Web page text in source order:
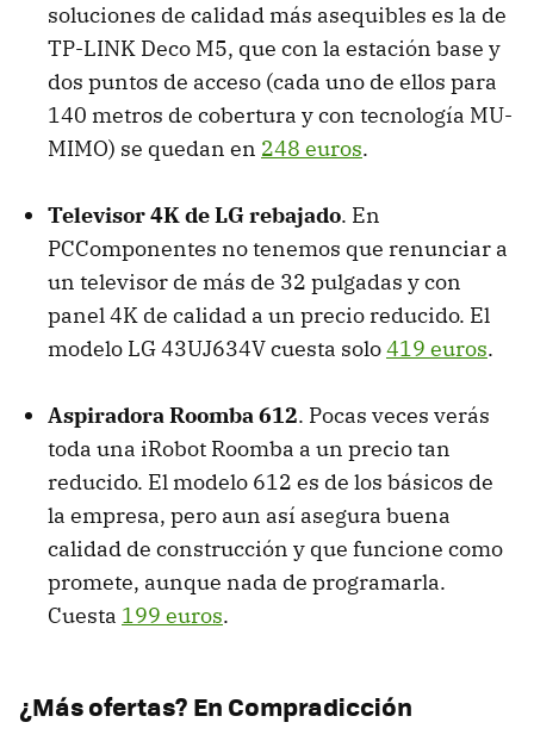
soluciones de calidad más asequibles es la de
TP-LINK Deco M5, que con la estación base y
dos puntos de acceso (cada uno de ellos para
140 metros de cobertura y con tecnología MU-
MIMO) se quedan en 248 euros.
Televisor 4K de LG rebajado. En
PCComponentes no tenemos que renunciar a
un televisor de más de 32 pulgadas y con
panel 4K de calidad a un precio reducido. El
modelo LG 43UJ634V cuesta solo419 euros.
Aspiradora Roomba 612. Pocas veces verás
toda una iRobot Roomba a un precio tan
reducido. El modelo 612 es de los básicos de
la empresa, pero aun así asegura buena
calidad de construcción y que funcione como
promete, aunque nada de programarla.
Cuesta 199 euros.
¿Más ofertas? En Compradicción